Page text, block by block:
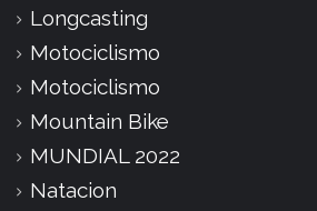
Longcasting
Motociclismo
Motociclismo
Mountain Bike
MUNDIAL 2022
Natacion